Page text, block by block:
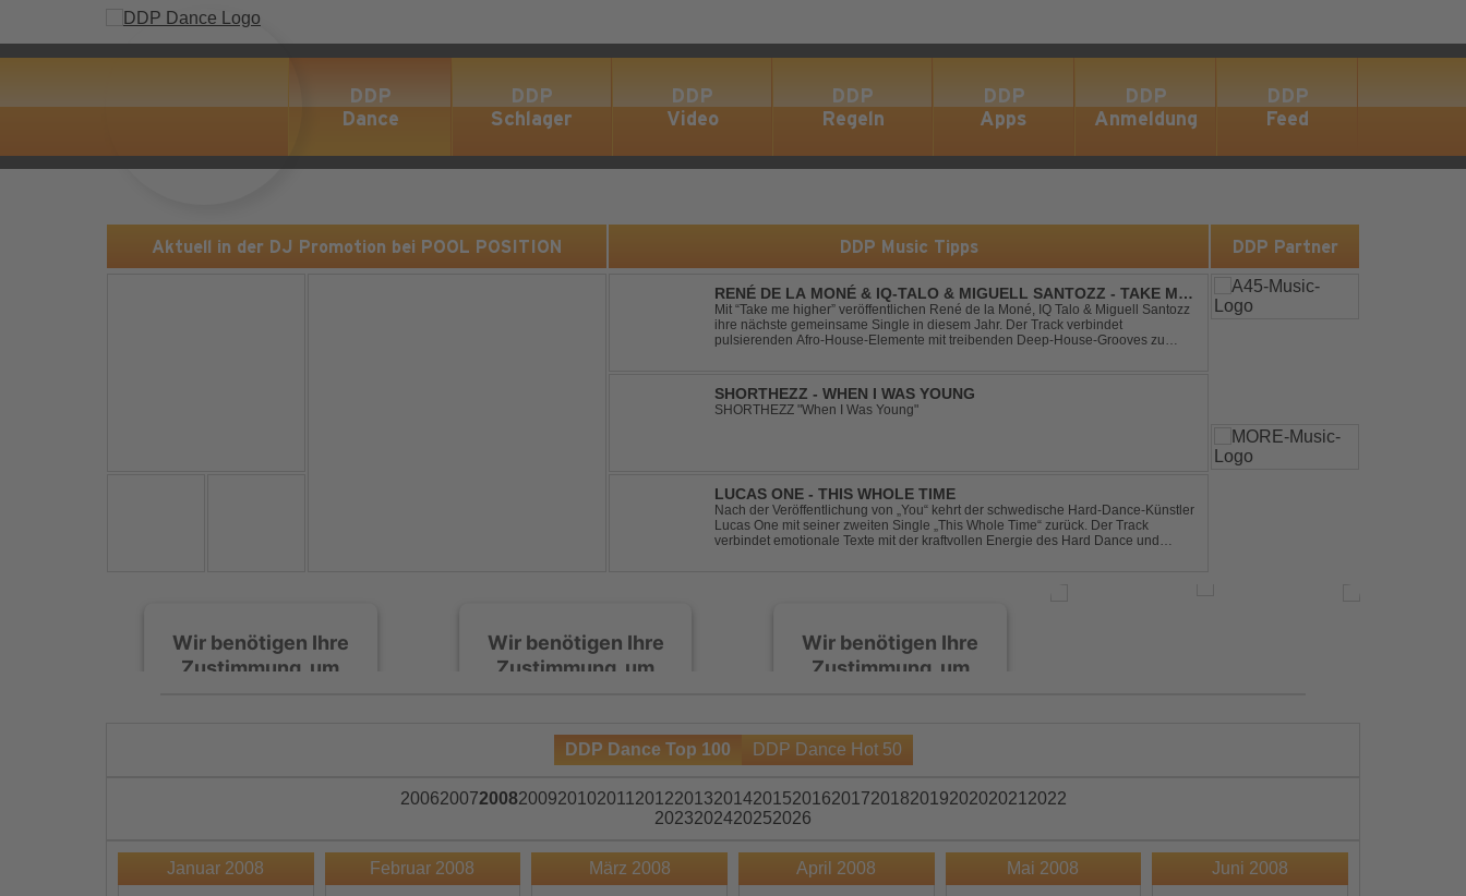
DDP
Dance
DDP
Schlager
DDP
Video
DDP
Regeln
DDP
Apps
DDP
Anmeldung
DDP
Feed
Aktuell in der DJ Promotion bei POOL POSITION DDP Music Tipps
RENÉ DE LA MONÉ & IQ-TALO & MIGUELL SANTOZZ - TAKE ME
HIGHER
Mit “Take me higher” veröffentlichen René de la Moné, IQ Talo & Miguell Santozz
ihre nächste gemeinsame Single in diesem Jahr. Der Track verbindet
pulsierenden Afro-House-Elemente mit treibenden Deep-House-Grooves zu
SHORTHEZZ - WHEN I WAS YOUNG
SHORTHEZZ "When I Was Young"
LUCAS ONE - THIS WHOLE TIME
Nach der Veröffentlichung von „You“ kehrt der schwedische Hard-Dance-Künstler
Lucas One mit seiner zweiten Single „This Whole Time“ zurück. Der Track
verbindet emotionale Texte mit der kraftvollen Energie des Hard Dance und
DDP Partner
Wir benötigen Ihre
Zustimmung, um
Aktivitäten sammeln.
Bitte lesen Sie die Details
Wir benötigen Ihre
Zustimmung, um
Wir verwenden Spotify,
um Inhalte einzubetten.
Aktivitäten sammeln.
Bitte lesen Sie die Details
Wir benötigen Ihre
Zustimmung, um
Wir verwenden Spotify,
um Inhalte einzubetten.
Aktivitäten sammeln.
Bitte lesen Sie die Details
DDP Dance Top 100 DDP Dance Hot 50
200620072008200920102011 2012201320142015201620172018201920202021 2022
2023202420252026
Januar 2008 Februar 2008 März 2008 April 2008 Mai 2008 Juni 2008